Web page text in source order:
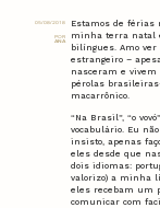
05/08/2018
POR
ANA
Estamos de férias
minha terra natal
bilíngues. Amo
estrangeiro –
nasceram e
pérolas
macarrônico.
“Na Brasil”, “o
vocabulário. Eu
insisto, apenas
eles desde que
dois idiomas:
valorizo) a minha
eles recebam um
comunicar com